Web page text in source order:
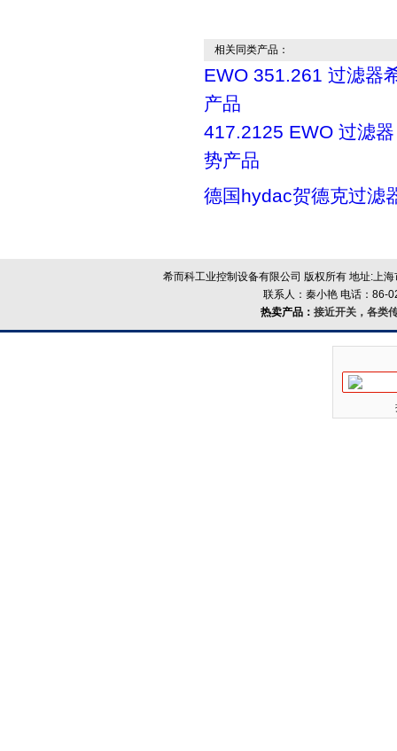
相关同类产品：
EWO 351.261 过滤器
产品
417.2125 EWO 过滤
势产品
德国hydac贺德克过滤
希而科工业控制设备有限公司 版权所有 地址:上
联系人：秦小艳 电话：86-
热卖产品： 接近开关，各类